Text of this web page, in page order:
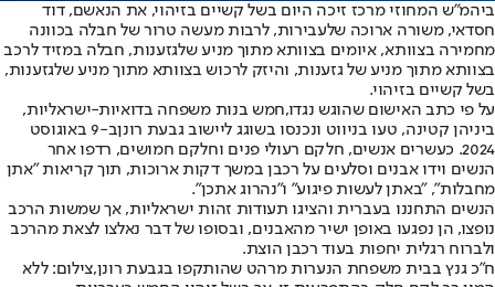
ביהמ"ש המחוזי מרכז זיכה היום בשל קשיים בזיהוי, את הנאשם, דוד
חסדאי, משורה ארוכה שלעבירות, לרבות מעשה טרור של חבלה בכוונה
מחמירה בצוותא, איומים בצוותא מתוך מניע שלגזענות, חבלה במזיד לרכב
בצוותא מתוך מניע של גזענות, והיזק לרכוש בצוותא מתוך מניע שלגזענות,
בשל קשיים בזיהוי.
על פי כתב האישום שהוגש נגדו,חמש בנות משפחה בדואיות-ישראליות,
ביניהן קטינה, טעו בניווט ונכנסו בשוגג ליישוב גבעת רונן
ב-9 באוגוסט
2024. כעשרים אנשים, חלקם רעולי פנים וחלקם חמושים, רדפו אחר
הנשים וידו אבנים וסלעים על רכבן במשך דקות ארוכות, תוך קריאות "אתן
מחבלות", "באתן לעשות פיגוע" ו"נהרוג אתכן".
הנשים התחננו בעברית והציגו תעודות זהות ישראליות, אך שמשות הרכב
נופצו, הן נפגעו באופן ישיר מהאבנים, ובסופו של דבר נאלצו לצאת מהרכב
ולברוח רגלית יחפות בעוד רכבן הוצת.
ח"כ גנץ בבית משפחת הנערות מרהט שהותקפו בגבעת רונן,צילום: ללא